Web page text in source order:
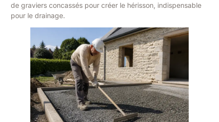
de graviers concassés pour créer le hérisson, indispensable
pour le drainage.